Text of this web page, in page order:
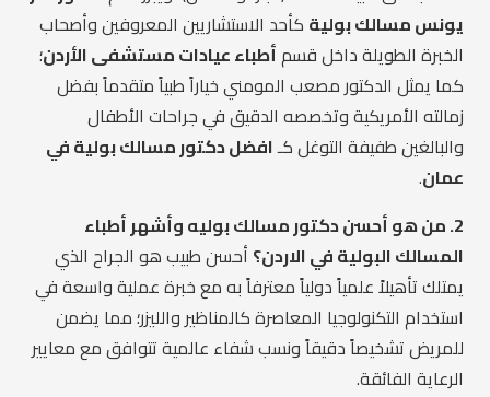
يونس مسالك بولية كأحد الاستشاريين المعروفين وأصحاب
الخبرة الطويلة داخل قسمأطباء عيادات مستشفى الأردن؛
كما يمثل الدكتور مصعب المومني خياراً طبياً متقدماً بفضل
زمالته الأمريكية وتخصصه الدقيق في جراحات الأطفال
والبالغين طفيفة التوغل كـافضل دكتور مسالك بولية في
عمان.
2. من هو أحسن دكتور مسالك بوليه وأشهر أطباء
المسالك البولية في الاردن؟ أحسن طبيب هو الجراح الذي
يمتلك تأهيلاً علمياً دولياً معترفاً به مع خبرة عملية واسعة في
استخدام التكنولوجيا المعاصرة كالمناظير والليزر؛ مما يضمن
للمريض تشخيصاً دقيقاً ونسب شفاء عالمية تتوافق مع معايير
الرعاية الفائقة.